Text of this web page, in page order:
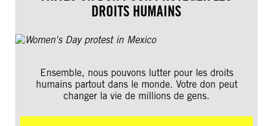
DROITS HUMAINS
Ensemble, nous pouvons lutter pour les droits
humains partout dans le monde. Votre don peut
changer la vie de millions de gens.